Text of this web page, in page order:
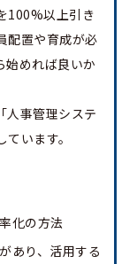
100%以上引き
配置や育成が必
始めれば良いか
人事管理システ
います。
化の方法
あり、活用する